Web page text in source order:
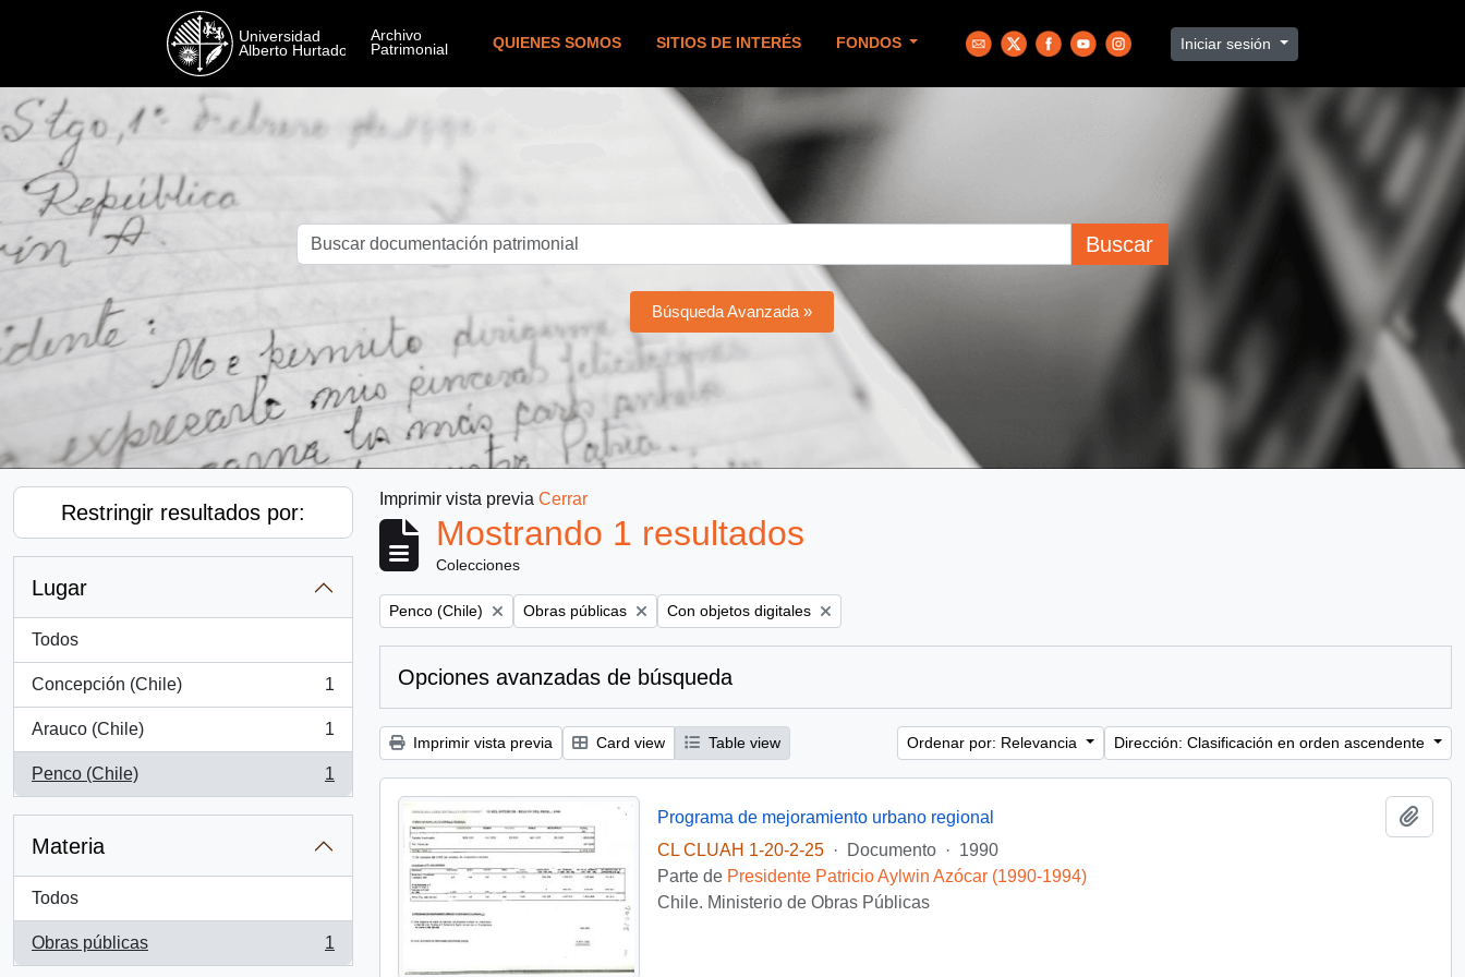
QUIENES SOMOS SITIOS DE INTERÉS FONDOS Iniciar sesión
Buscar
Búsqueda Avanzada »
Restringir resultados por:
Lugar
Todos
Concepción (Chile)
, 1 resultados
1
Arauco (Chile)
, 1 resultados
1
Penco (Chile)
, 1 resultados
1
Materia
Todos
Obras públicas
, 1 resultados
1
Imprimir vista previa Cerrar
Mostrando 1 resultados
Colecciones
Remove filter:
Penco (Chile) Remove filter:
Obras públicas Remove filter:
Con objetos digitales
Opciones avanzadas de búsqueda
Imprimir vista previa Card view Table view Ordenar por: Relevancia Dirección: Clasificación en orden ascendente
Programa de mejoramiento urbano regional
CL CLUAH 1-20-2-25
· Documento · 1990
Parte de Presidente Patricio Aylwin Azócar (1990-1994)
Chile. Ministerio de Obras Públicas